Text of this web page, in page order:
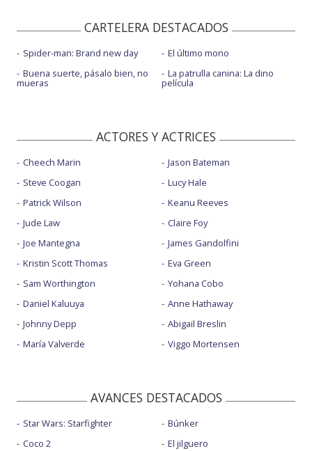
CARTELERA DESTACADOS
Spider-man: Brand new day
Buena suerte, pásalo bien, no
mueras
El último mono
La patrulla canina: La dino
película
ACTORES Y ACTRICES
Cheech Marin
Steve Coogan
Patrick Wilson
Jude Law
Joe Mantegna
Kristin Scott Thomas
Sam Worthington
Daniel Kaluuya
Johnny Depp
María Valverde
Jason Bateman
Lucy Hale
Keanu Reeves
Claire Foy
James Gandolfini
Eva Green
Yohana Cobo
Anne Hathaway
Abigail Breslin
Viggo Mortensen
AVANCES DESTACADOS
Star Wars: Starfighter
Coco 2
Búnker
El jilguero